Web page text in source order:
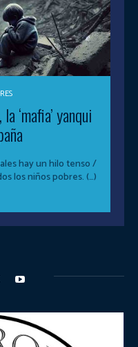
‘mafia’ yanqui
hay un hilo tenso /
los niños pobres. (…)